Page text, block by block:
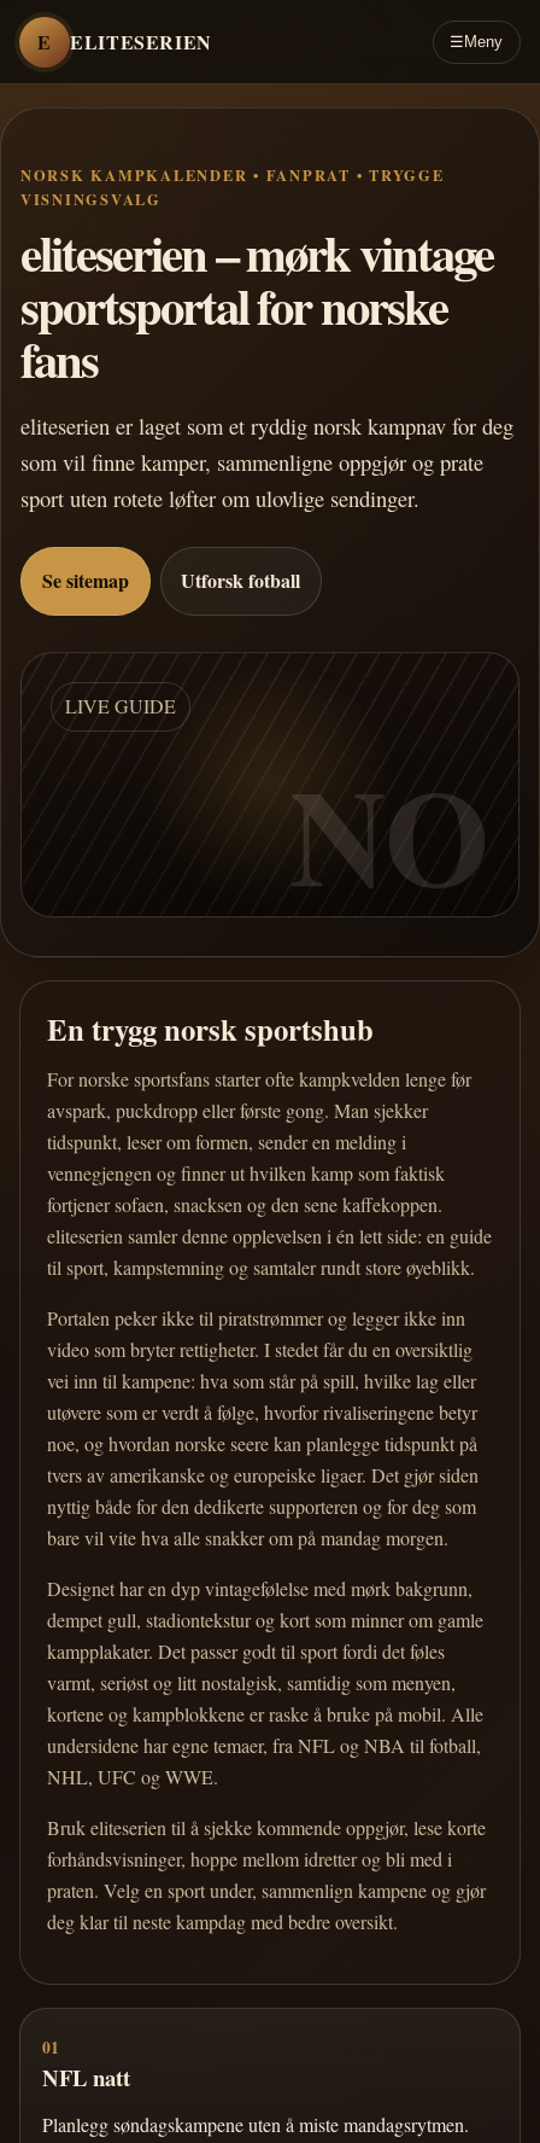
E ELITESERIEN ☰ Meny
NORSK KAMPKALENDER • FANPRAT • TRYGGE
VISNINGSVALG
eliteserien – mørk vintage
sportsportal for norske
fans
eliteserien er laget som et ryddig norsk kampnav for deg
som vil finne kamper, sammenligne oppgjør og prate
sport uten rotete løfter om ulovlige sendinger.
Se sitemap Utforsk fotball
LIVE GUIDE
NO
En trygg norsk sportshub
For norske sportsfans starter ofte kampkvelden lenge før
avspark, puckdropp eller første gong. Man sjekker
tidspunkt, leser om formen, sender en melding i
vennegjengen og finner ut hvilken kamp som faktisk
fortjener sofaen, snacksen og den sene kaffekoppen.
eliteserien samler denne opplevelsen i én lett side: en guide
til sport, kampstemning og samtaler rundt store øyeblikk.
Portalen peker ikke til piratstrømmer og legger ikke inn
video som bryter rettigheter. I stedet får du en oversiktlig
vei inn til kampene: hva som står på spill, hvilke lag eller
utøvere som er verdt å følge, hvorfor rivaliseringene betyr
noe, og hvordan norske seere kan planlegge tidspunkt på
tvers av amerikanske og europeiske ligaer. Det gjør siden
nyttig både for den dedikerte supporteren og for deg som
bare vil vite hva alle snakker om på mandag morgen.
Designet har en dyp vintagefølelse med mørk bakgrunn,
dempet gull, stadiontekstur og kort som minner om gamle
kampplakater. Det passer godt til sport fordi det føles
varmt, seriøst og litt nostalgisk, samtidig som menyen,
kortene og kampblokkene er raske å bruke på mobil. Alle
undersidene har egne temaer, fra NFL og NBA til fotball,
NHL, UFC og WWE.
Bruk eliteserien til å sjekke kommende oppgjør, lese korte
forhåndsvisninger, hoppe mellom idretter og bli med i
praten. Velg en sport under, sammenlign kampene og gjør
deg klar til neste kampdag med bedre oversikt.
01
NFL natt
Planlegg søndagskampene uten å miste mandagsrytmen.